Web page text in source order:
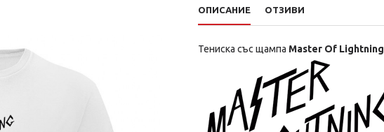
ОПИСАНИЕ ОТЗИВИ
Тениска със щампа Master Of Lightning